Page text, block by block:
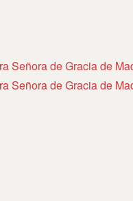
Señora de Gracia de
Señora de Gracia de